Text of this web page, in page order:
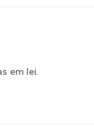
em lei.